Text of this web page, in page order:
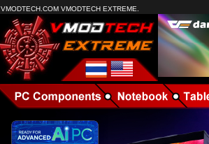
VMODTECH.COM VMODTECH EXTREME.